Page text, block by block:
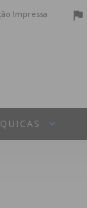
Impressa